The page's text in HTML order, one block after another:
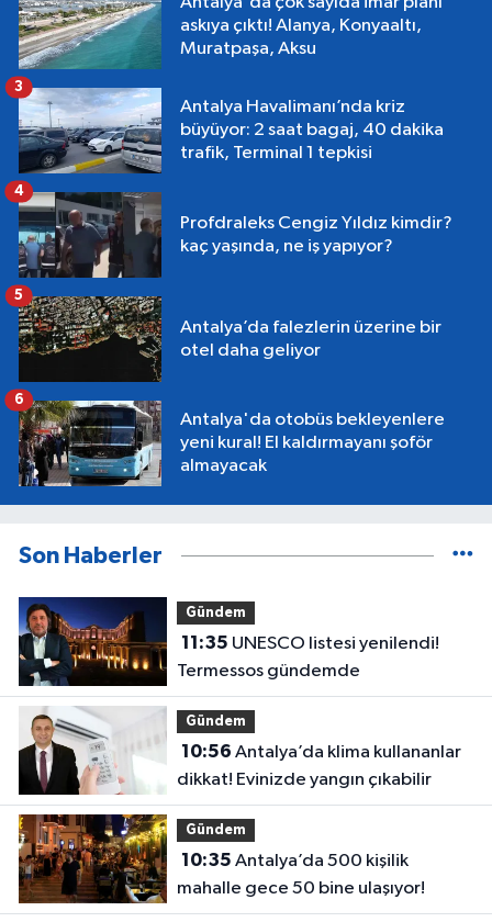
askıya çıktı! Alanya, Konyaaltı,
Muratpaşa, Aksu
Antalya Havalimanı’nda kriz
büyüyor: 2 saat bagaj, 40 dakika
trafik, Terminal 1 tepkisi
3
Profdraleks Cengiz Yıldız kimdir?
kaç yaşında, ne iş yapıyor?
4
Antalya’da falezlerin üzerine bir
otel daha geliyor
5
Antalya'da otobüs bekleyenlere
yeni kural! El kaldırmayanı şoför
almayacak
6
Son Haberler
Gündem
11:35
Termessos gündemde
Gündem
10:56
dikkat! Evinizde yangın çıkabilir
Gündem
10:35
mahalle gece 50 bine ulaşıyor!